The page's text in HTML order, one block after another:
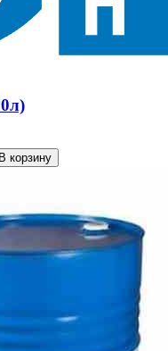
В корзину